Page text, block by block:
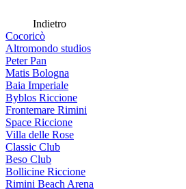
Indietro
Cocoricò
Altromondo studios
Peter Pan
Matis Bologna
Baia Imperiale
Byblos Riccione
Frontemare Rimini
Space Riccione
Villa delle Rose
Classic Club
Beso Club
Bollicine Riccione
Rimini Beach Arena